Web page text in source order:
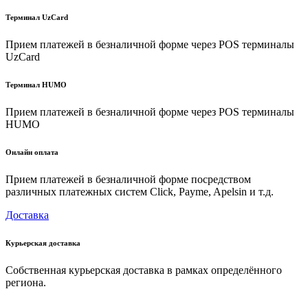
Терминал UzCard
Прием платежей в безналичной форме через POS терминалы
UzCard
Терминал HUMO
Прием платежей в безналичной форме через POS терминалы
HUMO
Онлайн оплата
Прием платежей в безналичной форме посредством
различных платежных систем Click, Payme, Apelsin и т.д.
Доставка
Курьерская доставка
Собственная курьерская доставка в рамках определённого
региона.